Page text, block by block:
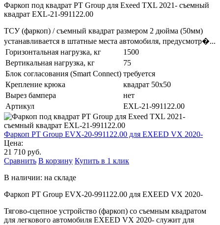
Фаркоп под квадрат PT Group для Exeed TXL 2021- съемный
квадрат EXL-21-991122.00
ТСУ (фаркоп) / съемный квадрат размером 2 дюйма (50мм)
устанавливается в штатные места автомобиля, предусмотр�...
Горизонтальная нагрузка, кг
1500
Вертикальная нагрузка, кг
75
Блок согласования (Smart Connect) требуется
Крепление крюка
квадрат 50х50
Вырез бампера
нет
Артикул
EXL-21-991122.00
Фаркоп PT Group EVX-20-991122.00 для EXEED VX 2020-
Цена:
21 710 руб.
Сравнить В корзину Купить в 1 клик
В наличии: на складе
Фаркоп PT Group EVX-20-991122.00 для EXEED VX 2020-
Тягово-сцепное устройство (фаркоп) со съемным квадратом
для легкового автомобиля EXEED VX 2020- служит для